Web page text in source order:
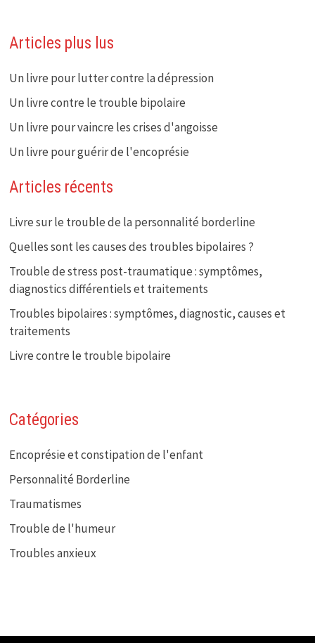
Articles plus lus
Un livre pour lutter contre la dépression
Un livre contre le trouble bipolaire
Un livre pour vaincre les crises d'angoisse
Un livre pour guérir de l'encoprésie
Articles récents
Livre sur le trouble de la personnalité borderline
Quelles sont les causes des troubles bipolaires ?
Trouble de stress post-traumatique : symptômes,
diagnostics différentiels et traitements
Troubles bipolaires : symptômes, diagnostic, causes et
traitements
Livre contre le trouble bipolaire
Catégories
Encoprésie et constipation de l'enfant
Personnalité Borderline
Traumatismes
Trouble de l'humeur
Troubles anxieux